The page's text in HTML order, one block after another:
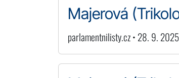
Majerová
parlamentnilisty.cz • 28. 9.